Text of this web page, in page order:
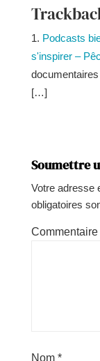
Podcasts
s'inspirer –
[…]
Soumettre
Votre adresse
obligatoires
Commentaire
Nom *